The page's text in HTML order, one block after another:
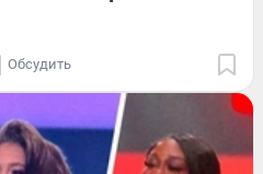
Обсудить